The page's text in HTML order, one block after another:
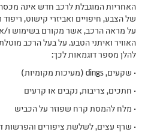
האחריות המוגבלת לרכב חדש אינה
של הצבע, חיפויים ואביזרי קישוט,
על מראה הרכב, אשר מקורם בשימוש ו/
האוויר ואיתני הטבע. על בעל הרכב
להלן מספר דוגמאות לכך:
• שקעים, dings (מעיכות מקומיות)
• חתכים, צריבות, נקבים או קרעים
• מלח להמסת קרח שפוזר על הכביש
• שרף עצים, לשלשת ציפורים והפרשות